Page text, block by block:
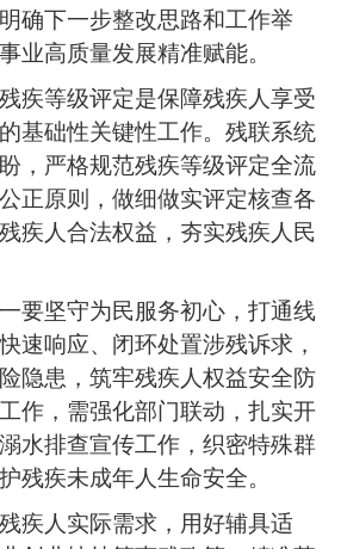
确下一步整改思路和工作举
业高质量发展精准赋能。
疾等级评定是保障残疾人享受
基础性关键性工作。残联系统
，严格规范残疾等级评定全流
正原则，做细做实评定核查各
疾人合法权益，夯实残疾人民
要坚守为民服务初心，打通线
速响应、闭环处置涉残诉求，
隐患，筑牢残疾人权益安全防
作，需强化部门联动，扎实开
水排查宣传工作，织密特殊群
残疾未成年人生命安全。
疾人实际需求，用好辅具适